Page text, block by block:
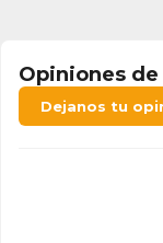
Opiniones
Dejanos tu